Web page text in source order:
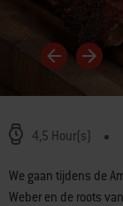
We gaan tijdens de